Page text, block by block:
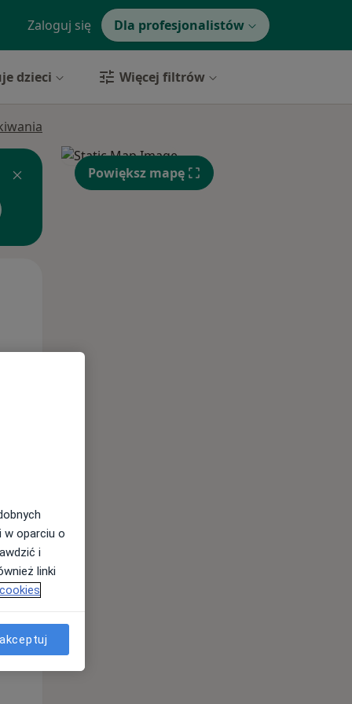
Zaloguj się Dla profesjonalistów
dzieci Więcej filtrów
Wt,
11 Sie
Powiększ mapę
w oparciu o
i
linki